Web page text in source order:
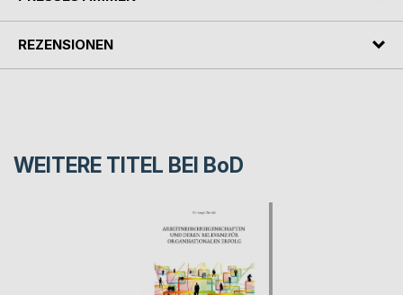
REZENSIONEN
WEITERE TITEL BEI BoD